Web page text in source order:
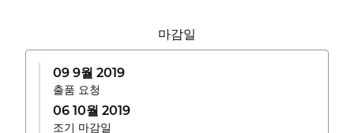
마감일
09 9월 2019
출품 요청
06 10월 2019
조기 마감일